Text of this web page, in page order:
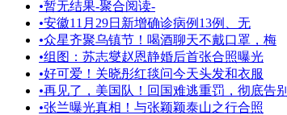
•暂无结果-聚合阅读-
•安徽11月29日新增确诊病例13例、无
•众星齐聚乌镇节！喝酒聊天不戴口罩，梅
•组图：苏志燮赵恩静婚后首张合照曝光
•好可爱！关晓彤红毯问今天头发和衣服
•再见了，美国队！回国难逃重罚，彻底告别
•张兰曝光真相！与张颖颖泰山之行合照